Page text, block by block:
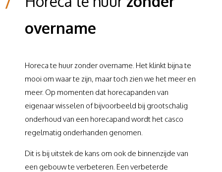
overname
Horeca te huur zonder overname. Het klinkt bijna te
mooi om waar te zijn, maar toch zien we het meer en
meer. Op momenten dat horecapanden van
eigenaar wisselen of bijvoorbeeld bij grootschalig
onderhoud van een horecapand wordt het casco
regelmatig onderhanden genomen.
Dit is bij uitstek de kans om ook de binnenzijde van
een gebouw te verbeteren. Een verbeterde